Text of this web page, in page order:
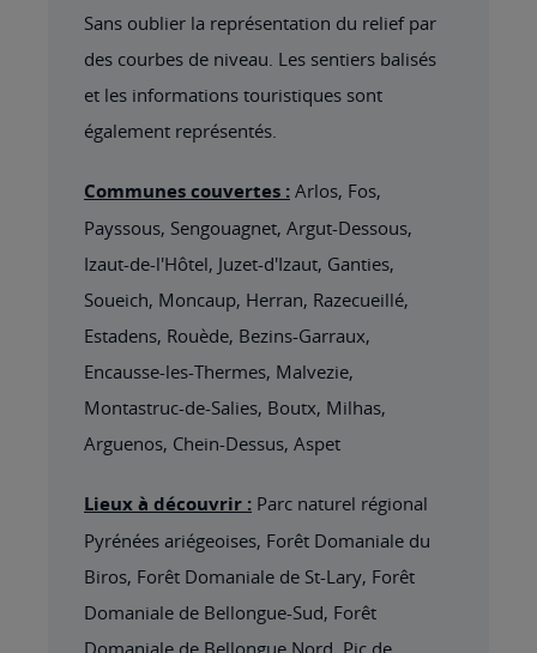
Sans oublier la représentation du relief par
des courbes de niveau. Les sentiers balisés
et les informations touristiques sont
également représentés.
Communes couvertes : Arlos, Fos,
Payssous, Sengouagnet, Argut-Dessous,
Izaut-de-l'Hôtel, Juzet-d'Izaut, Ganties,
Soueich, Moncaup, Herran, Razecueillé,
Estadens, Rouède, Bezins-Garraux,
Encausse-les-Thermes, Malvezie,
Montastruc-de-Salies, Boutx, Milhas,
Arguenos, Chein-Dessus, Aspet
Lieux à découvrir : Parc naturel régional
Pyrénées ariégeoises, Forêt Domaniale du
Biros, Forêt Domaniale de St-Lary, Forêt
Domaniale de Bellongue-Sud, Forêt
Domaniale de Bellongue Nord, Pic de